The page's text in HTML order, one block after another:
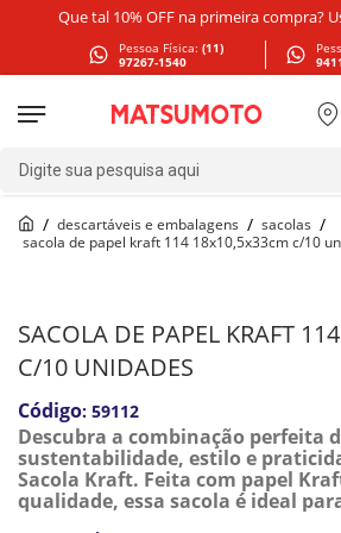
Que tal 10% OFF na primeira compra?
Pessoa Física: (11)
97267-1540
Digite sua pesquisa aqui
descartáveis e embalagens
sacolas
sacola de papel kraft 114 18x10,5x33cm c/10
SACOLA DE PAPEL KRAFT
C/10 UNIDADES
: 59112
Descubra a combinação perfeita
sustentabilidade, estilo e
Sacola Kraft. Feita com papel
qualidade, essa sacola é ideal